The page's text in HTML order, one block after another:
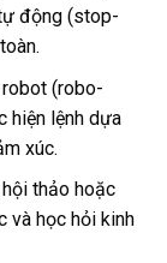
động (stop-
(robo-
hiện lệnh dựa
xúc.
thảo hoặc
và học hỏi kinh